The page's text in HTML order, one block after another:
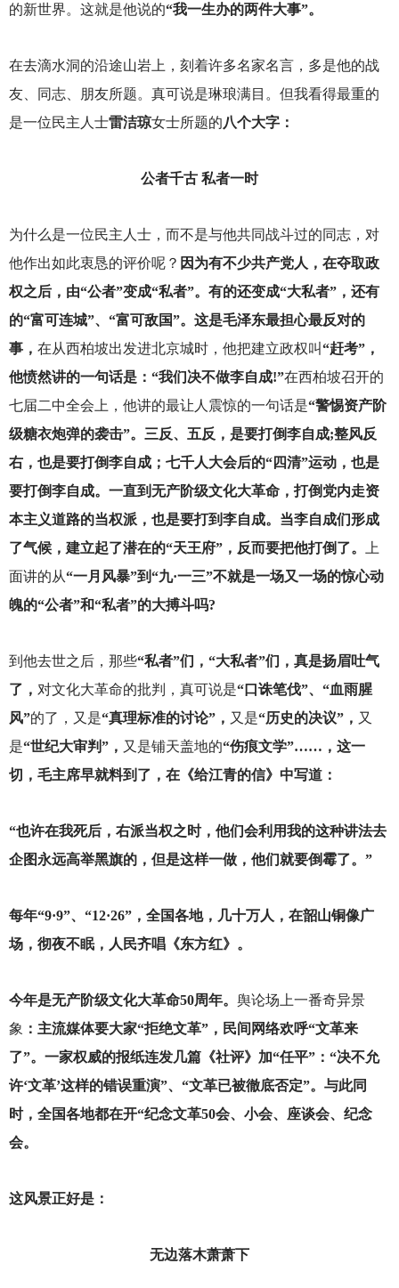
的新世界。这就是他说的“我一生办的两件大事”。
在去滴水洞的沿途山岩上，刻着许多名家名言，多是他的战
友、同志、朋友所题。真可说是琳琅满目。但我看得最重的
是一位民主人士雷洁琼女士所题的八个大字：
公者千古 私者一时
为什么是一位民主人士，而不是与他共同战斗过的同志，对
他作出如此衷恳的评价呢？ 因为有不少共产党人，在夺取政
权之后，由“公者”变成“私者”。有的还变成“大私者”，还有
的“富可连城”、“富可敌国”。这是毛泽东最担心最反对的
事， 在从西柏坡出发进北京城时，他把建立政权叫“赶考”，
他愤然讲的一句话是：“我们决不做李自成!”在西柏坡召开的
七届二中全会上，他讲的最让人震惊的一句话是“警惕资产阶
级糖衣炮弹的袭击”。三反、五反，是要打倒李自成;整风反
右，也是要打倒李自成；七千人大会后的“四清”运动，也是
要打倒李自成。一直到无产阶级文化大革命，打倒党内走资
本主义道路的当权派，也是要打到李自成。当李自成们形成
了气候，建立起了潜在的“天王府”，反而要把他打倒了。
上
面讲的从“一月风暴”到“九·一三”不就是一场又一场的惊心动
魄的“公者”和“私者”的大搏斗吗?
到他去世之后，那些“私者”们，“大私者”们，真是扬眉吐气
了， 对文化大革命的批判，真可说是“口诛笔伐”、“血雨腥
风”的了，又是“真理标准的讨论”， 又是“历史的决议”， 又
是“世纪大审判”， 又是铺天盖地的“伤痕文学”……，这一
切，毛主席早就料到了，在《给江青的信》中写道：
“也许在我死后，右派当权之时，他们会利用我的这种讲法去
企图永远高举黑旗的，但是这样一做，他们就要倒霉了。”
每年“9·9”、“12·26”，全国各地，几十万人，在韶山铜像广
场，彻夜不眠，人民齐唱《东方红》。
今年是无产阶级文化大革命50周年。 舆论场上一番奇异景
象 ：主流媒体要大家“拒绝文革”，民间网络欢呼“文革来
了”。一家权威的报纸连发几篇《社评》加“任平”：“决不允
许‘文革’这样的错误重演”、“文革已被徹底否定”。与此同
时，全国各地都在开“纪念文革50会、小会、座谈会、纪念
会。
这风景正好是：
无边落木萧萧下